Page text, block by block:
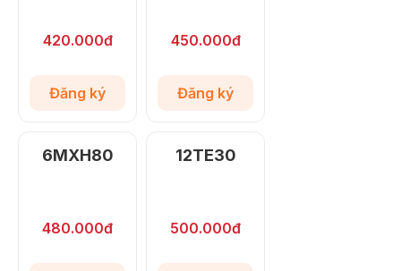
420.000đ
Đăng ký
450.000đ
Đăng ký
6MXH80
480.000đ
12TE30
500.000đ